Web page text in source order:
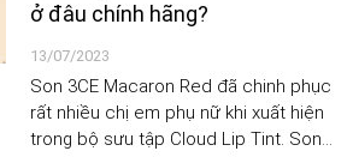
ở đâu chính hãng?
13/07/2023
Son 3CE Macaron Red đã chinh phục
rất nhiều chị em phụ nữ khi xuất hiện
trong bộ sưu tập Cloud Lip Tint. Son